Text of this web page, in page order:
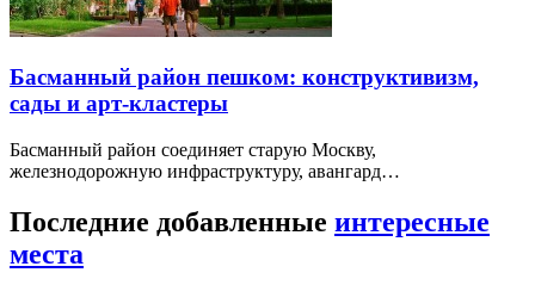
Басманный район пешком: конструктивизм,
сады и арт-кластеры
Басманный район соединяет старую Москву,
железнодорожную инфраструктуру, авангард…
Последние добавленные интересные
места